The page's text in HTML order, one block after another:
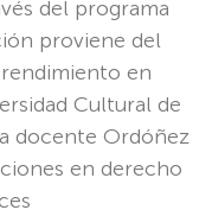
del programa
proviene del
en
Cultural de
docente Ordóñez
en derecho